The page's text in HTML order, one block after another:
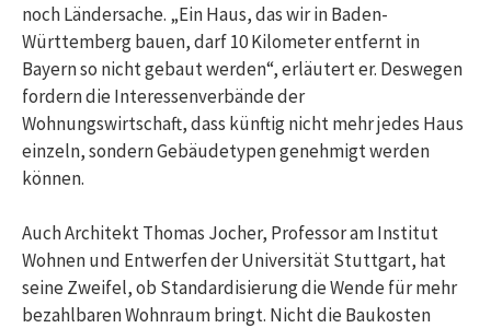
noch Ländersache. „Ein Haus, das wir in Baden-
Württemberg bauen, darf 10 Kilometer entfernt in
Bayern so nicht gebaut werden“, erläutert er. Deswegen
fordern die Interessenverbände der
Wohnungswirtschaft, dass künftig nicht mehr jedes Haus
einzeln, sondern Gebäudetypen genehmigt werden
können.
Auch Architekt Thomas Jocher, Professor am Institut
Wohnen und Entwerfen der Universität Stuttgart, hat
seine Zweifel, ob Standardisierung die Wende für mehr
bezahlbaren Wohnraum bringt. Nicht die Baukosten